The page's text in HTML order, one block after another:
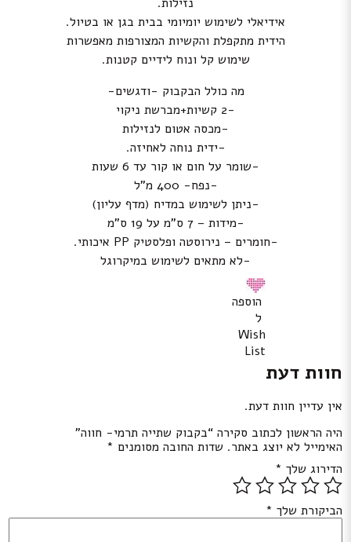
נזילות.
אידיאלי לשימוש יומיומי בבית בגן או בטיול.
הידית מתקפלת והקשיות המצורפות מאפשרות
שימוש קל ונוח לידיים קטנות.
מה כולל הבקבוק -ודגשים-
-2 קשיות+מברשת ניקוי
-מכסה אטום לנזילות
-ידית נוחה לאחיזה.
-שומר על חום או קור עד 6 שעות
-נפח- 400 מ”ל
-ניתן לשימוש במדיח (מדף עליון)
-מידות – 7 ס”מ על 19 ס”מ
-חומרים – נירוסטה ופלסטיק PP איכותי.
-לא מתאים לשימוש במיקרוגל
הוספה
ל
Wish
List
חוות דעת
אין עדיין חוות דעת.
היה הראשון לכתוב סקירה “בקבוק שתייה תרמי- חווה”
האימייל לא יוצג באתר. שדות החובה מסומנים *
הדירוג שלך *
הביקורת שלך *